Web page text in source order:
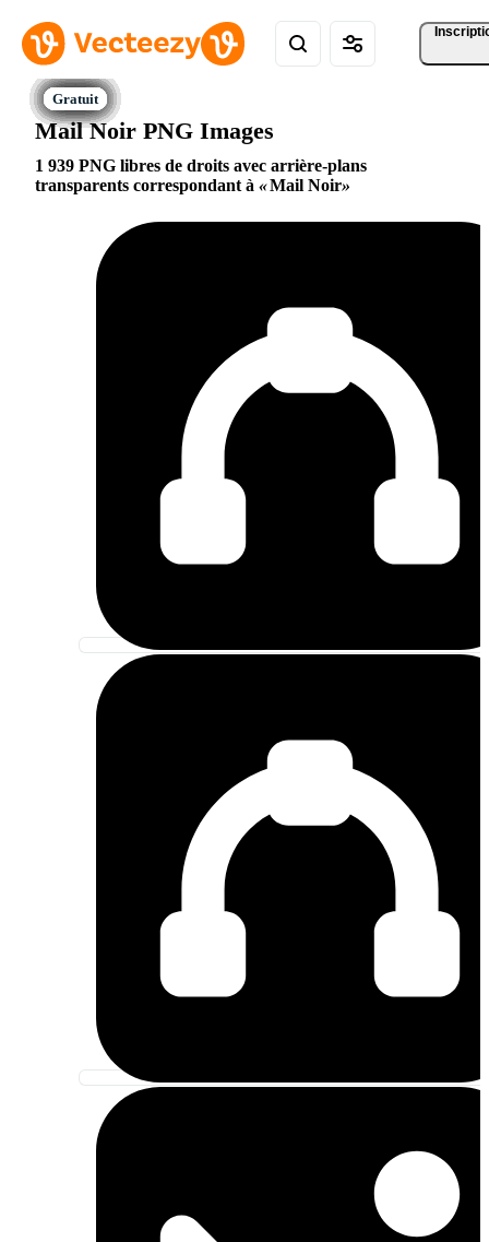
Mail Noir PNG Images
1 939 PNG libres de droits avec arrière-plans
transparents correspondant à
Mail Noir